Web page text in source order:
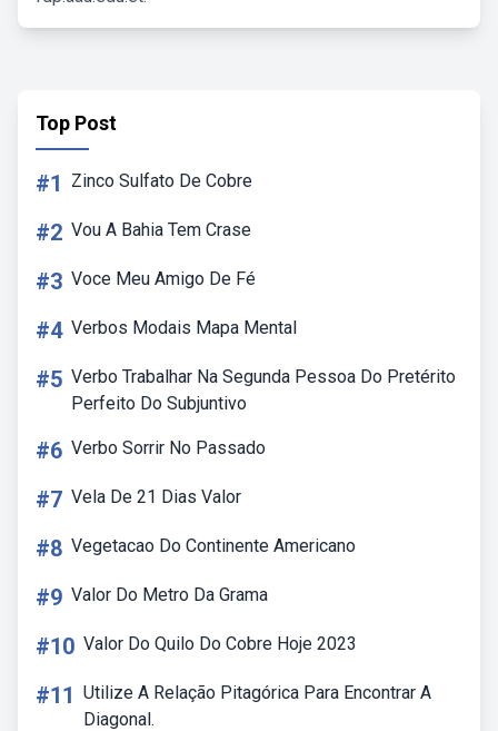
Top Post
#1 Zinco Sulfato De Cobre
#2 Vou A Bahia Tem Crase
#3 Voce Meu Amigo De Fé
#4 Verbos Modais Mapa Mental
#5 Verbo Trabalhar Na Segunda Pessoa Do Pretérito
Perfeito Do Subjuntivo
#6 Verbo Sorrir No Passado
#7 Vela De 21 Dias Valor
#8 Vegetacao Do Continente Americano
#9 Valor Do Metro Da Grama
#10 Valor Do Quilo Do Cobre Hoje 2023
#11 Utilize A Relação Pitagórica Para Encontrar A
Diagonal.